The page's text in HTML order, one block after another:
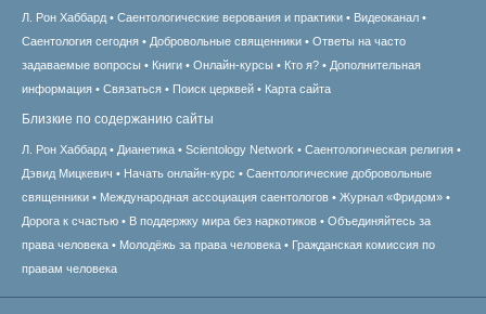
Л. Рон Хаббард Саентологические верования и практики
Видеоканал
Саентология сегодня
Добровольные священники
Ответы на часто
задаваемые вопросы
Книги Онлайн-курсы Кто я?
Дополнительная
информация
Связаться Поиск церквей Карта сайта
Близкие по содержанию сайты
Л. Рон Хаббард Дианетика Scientology Network
Саентологическая религия
Дэвид Мицкевич
Начать онлайн-курс
Саентологические добровольные
священники
Международная ассоциация саентологов
Журнал «Фридом»
Дорога к счастью
В поддержку мира без наркотиков
Объединяйтесь за
права человека
Молодёжь за права человека
Гражданская комиссия по
правам человека